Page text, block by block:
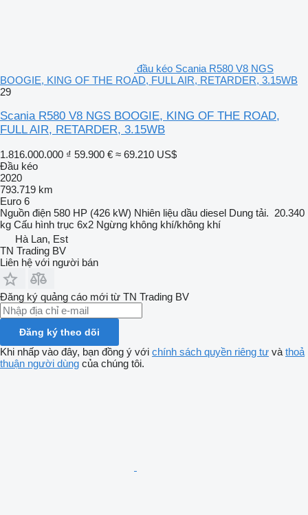
đầu kéo Scania R580 V8 NGS
BOOGIE, KING OF THE ROAD, FULL AIR, RETARDER, 3.15WB
29
Scania R580 V8 NGS BOOGIE, KING OF THE ROAD,
FULL AIR, RETARDER, 3.15WB
1.816.000.000 ₫ 59.900 € ≈ 69.210 US$
Đầu kéo
2020
793.719 km
Euro 6
Nguồn điện 580 HP (426 kW) Nhiên liệu dầu diesel Dung tải. 20.340
kg Cấu hình trục 6x2 Ngừng không khí/không khí
Hà Lan, Est
TN Trading BV
Liên hệ với người bán
Đăng ký quảng cáo mới từ TN Trading BV
Đăng ký theo dõi
Khi nhấp vào đây, bạn đồng ý với chính sách quyền riêng tư và thoả
thuận người dùng của chúng tôi.